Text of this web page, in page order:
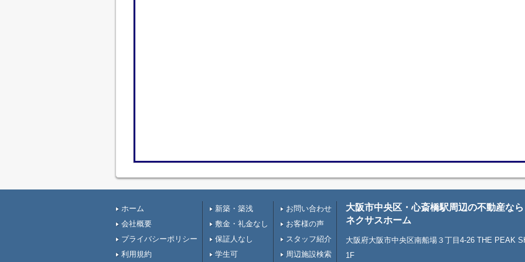
ホーム
会社概要
プライバシーポリシー
利用規約
新築・築浅
敷金・礼金なし
保証人なし
学生可
お問い合わせ
お客様の声
スタッフ紹介
周辺施設検索
大阪市中央区・心斎橋駅周辺の不動産なら
ネクサスホーム
大阪府大阪市中央区南船場３丁目4-26 THE PEAK
1F